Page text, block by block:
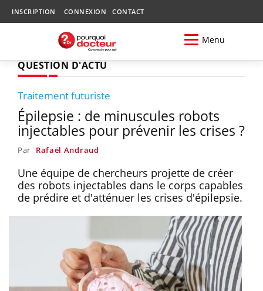
INSCRIPTION CONNEXION CONTACT
Menu
QUESTION D'ACTU
Traitement futuriste
Épilepsie : de minuscules robots
injectables pour prévenir les crises ?
Par Rafaël Andraud
Une équipe de chercheurs projette de créer
des robots injectables dans le corps capables
de prédire et d'atténuer les crises d'épilepsie.